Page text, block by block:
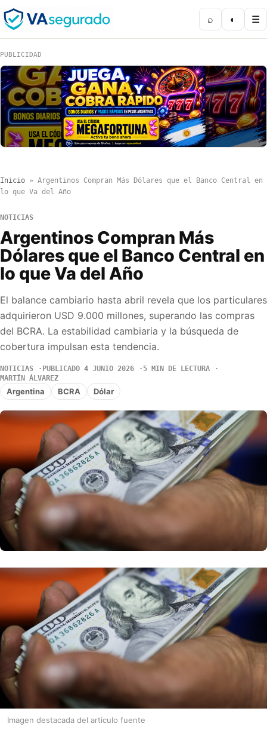
⌕ ◐ ☰
PUBLICIDAD
Inicio » Argentinos Compran Más Dólares que el Banco Central en
lo que Va del Año
NOTICIAS
Argentinos Compran Más
Dólares que el Banco Central en
lo que Va del Año
El balance cambiario hasta abril revela que los particulares
adquirieron USD 9.000 millones, superando las compras
del BCRA. La estabilidad cambiaria y la búsqueda de
cobertura impulsan esta tendencia.
NOTICIAS PUBLICADO 4 JUNIO 2026
5 MIN DE LECTURA
MARTÍN ÁLVAREZ
Argentina BCRA Dólar
Imagen destacada del articulo fuente